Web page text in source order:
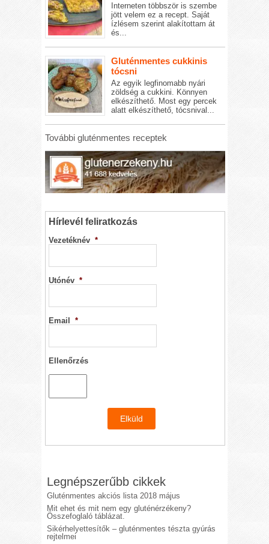
Interneten többször is szembe
jött velem ez a recept. Saját
ízlésem szerint alakítottam át
és...
Gluténmentes cukkinis
tócsni
Az egyik legfinomabb nyári
zöldség a cukkini. Könnyen
elkészíthető. Most egy percek
alatt elkészíthető, tócsnival...
További gluténmentes receptek
Hírlevél feliratkozás
Vezetéknév *
Utónév *
Email *
Ellenőrzés
Legnépszerűbb cikkek
Gluténmentes akciós lista 2018 május
Mit ehet és mit nem egy gluténérzékeny?
Összefoglaló táblázat.
Sikérhelyettesítők – gluténmentes tészta gyúrás
rejtelmei